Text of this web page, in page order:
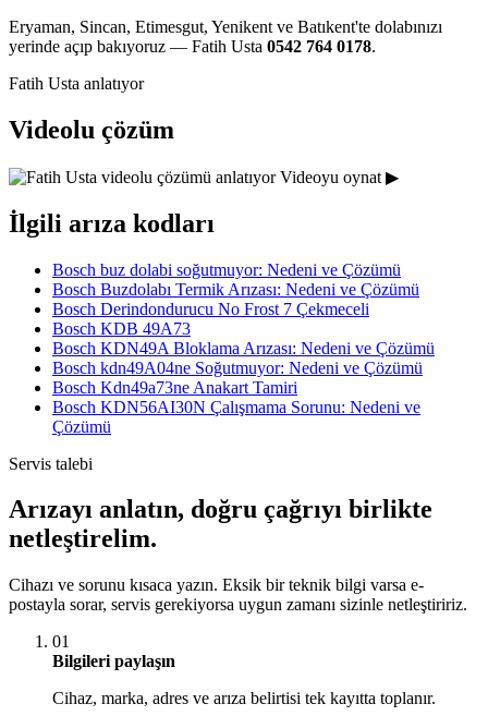
Eryaman, Sincan, Etimesgut, Yenikent ve Batıkent'te dolabınızı
yerinde açıp bakıyoruz — Fatih Usta 0542 764 0178.
Fatih Usta anlatıyor
Videolu çözüm
Videoyu oynat ▶
İlgili arıza kodları
Bosch buz dolabi soğutmuyor: Nedeni ve Çözümü
Bosch Buzdolabı Termik Arızası: Nedeni ve Çözümü
Bosch Derindondurucu No Frost 7 Çekmeceli
Bosch KDB 49A73
Bosch KDN49A Bloklama Arızası: Nedeni ve Çözümü
Bosch kdn49A04ne Soğutmuyor: Nedeni ve Çözümü
Bosch Kdn49a73ne Anakart Tamiri
Bosch KDN56AI30N Çalışmama Sorunu: Nedeni ve
Çözümü
Servis talebi
Arızayı anlatın, doğru çağrıyı birlikte
netleştirelim.
Cihazı ve sorunu kısaca yazın. Eksik bir teknik bilgi varsa e-
postayla sorar, servis gerekiyorsa uygun zamanı sizinle netleştiririz.
01
Bilgileri paylaşın
Cihaz, marka, adres ve arıza belirtisi tek kayıtta toplanır.